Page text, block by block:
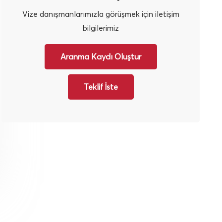
Vize danışmanlarımızla görüşmek için iletişim
bilgilerimiz
Aranma Kaydı Oluştur
Teklif İste